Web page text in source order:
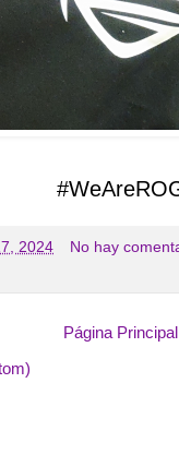
2024
No hay
Página Principal